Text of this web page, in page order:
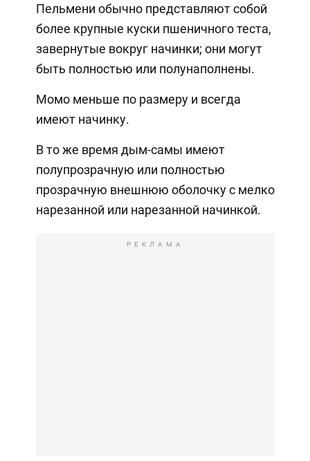
Пельмени обычно представляют собой
более крупные куски пшеничного теста,
завернутые вокруг начинки; они могут
быть полностью или полунаполнены.
Момо меньше по размеру и всегда
имеют начинку.
В то же время дым-самы имеют
полупрозрачную или полностью
прозрачную внешнюю оболочку с мелко
нарезанной или нарезанной начинкой.
РЕКЛАМА